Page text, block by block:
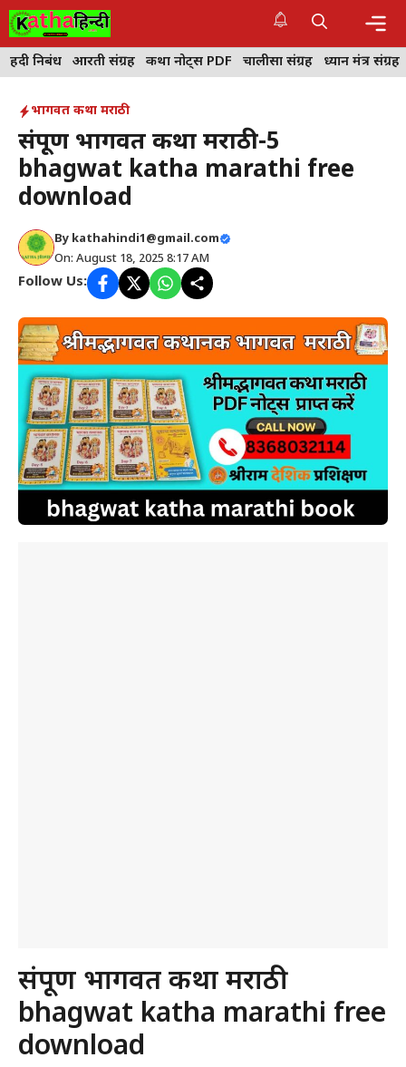
Skip
to
content
हिंदी निबंध आरती संग्रह कथा नोट्स PDF चालीसा संग्रह ध्यान मंत्र संग्रह
भागवत कथा मराठी
संपूर्ण भागवत कथा मराठी-5
bhagwat katha marathi free
download
By kathahindi1@gmail.com
On: August 18, 2025 8:17 AM
Follow Us:
संपूर्ण भागवत कथा मराठी
bhagwat katha marathi free
download